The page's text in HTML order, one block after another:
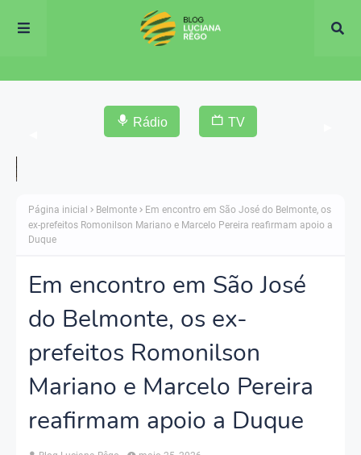
Rádio TV
Página inicial Belmonte
Em encontro em São José do Belmonte, os
ex-prefeitos Romonilson Mariano e Marcelo Pereira reafirmam apoio a
Duque
Em encontro em São José
do Belmonte, os ex-
prefeitos Romonilson
Mariano e Marcelo Pereira
reafirmam apoio a Duque